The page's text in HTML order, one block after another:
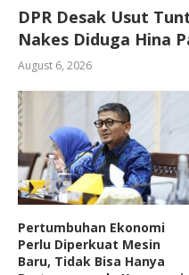
DPR Desak Usut
Nakes Diduga Hina
August 6, 2026
Pertumbuhan Ekonomi
Perlu Diperkuat Mesin
Baru, Tidak Bisa Hanya